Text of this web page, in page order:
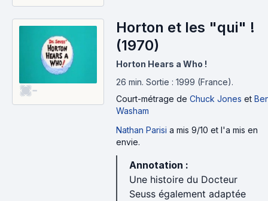
-
Horton et les "qui" !
(1970)
Horton Hears a Who !
26 min. Sortie : 1999 (France).
Court-métrage de Chuck Jones et
Washam
Nathan Parisi a mis 9/10 et l'a mis en
envie.
Annotation :
Une histoire du Docteur
Seuss également adaptée